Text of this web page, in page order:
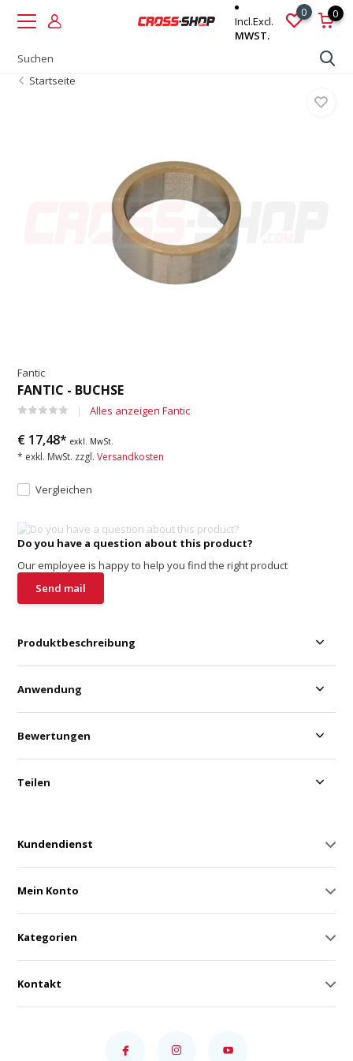
Incl.Excl.
MWST.
0 0
Startseite
Fantic
FANTIC - BUCHSE
Alles anzeigen Fantic
€ 17,48*exkl. MwSt.
* exkl. MwSt. zzgl.Versandkosten
Vergleichen
Do you have a question about this product?
Our employee is happy to help you find the right product
Send mail
Produktbeschreibung
Anwendung
Bewertungen
Teilen
Kundendienst
Mein Konto
Kategorien
Kontakt